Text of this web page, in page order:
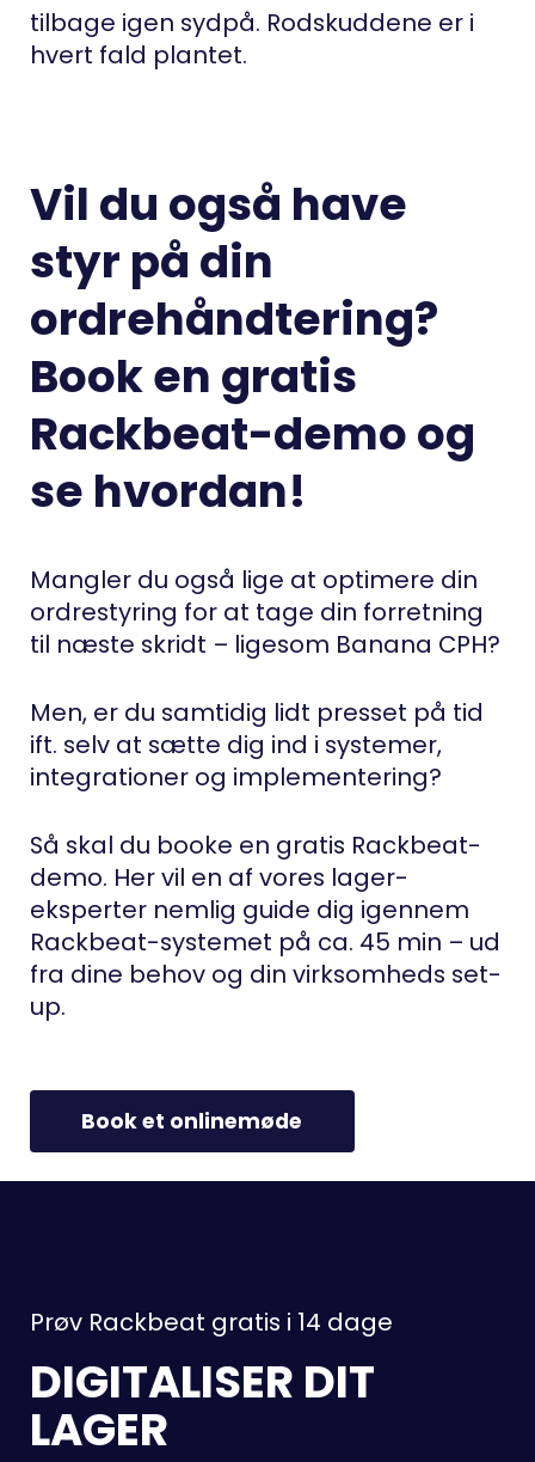
tilbage igen sydpå. Rodskuddene er i
hvert fald plantet.
Vil du også have
styr på din
ordrehåndtering?
Book en gratis
Rackbeat-demo og
se hvordan!
Mangler du også lige at optimere din
ordrestyring for at tage din forretning
til næste skridt – ligesom Banana CPH?
Men, er du samtidig lidt presset på tid
ift. selv at sætte dig ind i systemer,
integrationer og implementering?
Så skal du booke en gratis Rackbeat-
demo. Her vil en af vores lager-
eksperter nemlig guide dig igennem
Rackbeat-systemet på ca. 45 min – ud
fra dine behov og din virksomheds set-
up.
Book et onlinemøde
Prøv Rackbeat gratis i 14 dage
DIGITALISER DIT
LAGER